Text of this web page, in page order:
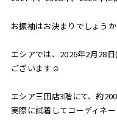
お振袖はお決まりでしょうか
エシアでは、2026年2月28
ございます☺
エシア三田店3階にて、約
実際に試着してコーディネ